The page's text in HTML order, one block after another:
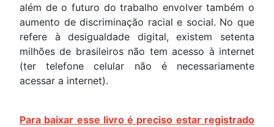
além de o futuro do trabalho envolver também o
aumento de discriminação racial e social. No que
refere à desigualdade digital, existem setenta
milhões de brasileiros não tem acesso à internet
(ter telefone celular não é necessariamente
acessar a internet).
Para baixar esse livro é preciso estar registrado